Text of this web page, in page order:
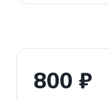
800 ₽